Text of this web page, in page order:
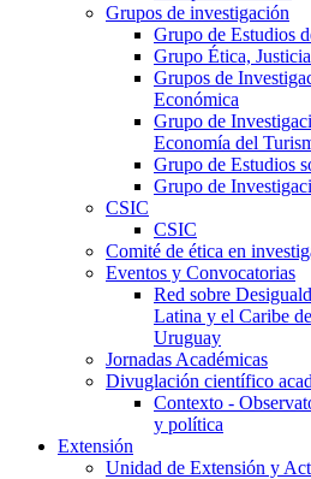
Grupos de investigación
Grupo de Estudios
Grupo Ética,
Grupos de
Económica
Grupo de
Economía del
Grupo de Estudios
Grupo de
CSIC
CSIC
Comité de ética en
Eventos y Convocatorias
Red sobre
Latina y el Caribe
Uruguay
Jornadas Académicas
Divuglación científico
Contexto -
y política
Extensión
Unidad de Extensión y